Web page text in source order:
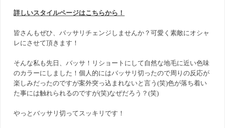
詳しいスタイルページはこちらから！
皆さんもぜひ、バッサリチェンジしませんか？可愛く素敵にオシャ
レにさせて頂きます！
そんな私も先日、バッサ！リショートにして自然な地毛に近い色味
のカラーにしました！個人的にはバッサリ切ったので周りの反応が
楽しみだったのですが案外突っ込まれないと言う(笑)色が落ち着い
た事には触れられるのですが(笑)なぜだろう？(笑)
やっとバッサリ切ってスッキリです！